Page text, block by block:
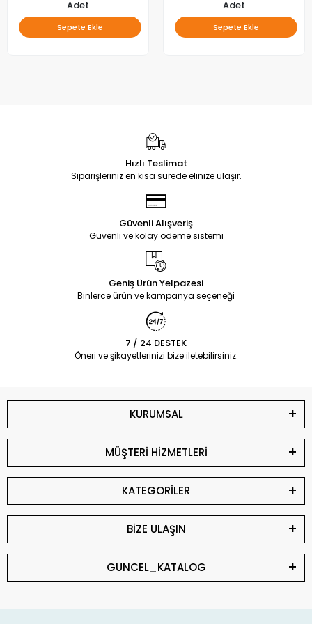
Adet
Sepete Ekle
Adet
Sepete Ekle
Hızlı Teslimat
Siparişleriniz en kısa sürede elinize ulaşır.
Güvenli Alışveriş
Güvenli ve kolay ödeme sistemi
Geniş Ürün Yelpazesi
Binlerce ürün ve kampanya seçeneği
7 / 24 DESTEK
Öneri ve şikayetlerinizi bize iletebilirsiniz.
KURUMSAL
MÜŞTERİ HİZMETLERİ
KATEGORİLER
BİZE ULAŞIN
GUNCEL_KATALOG